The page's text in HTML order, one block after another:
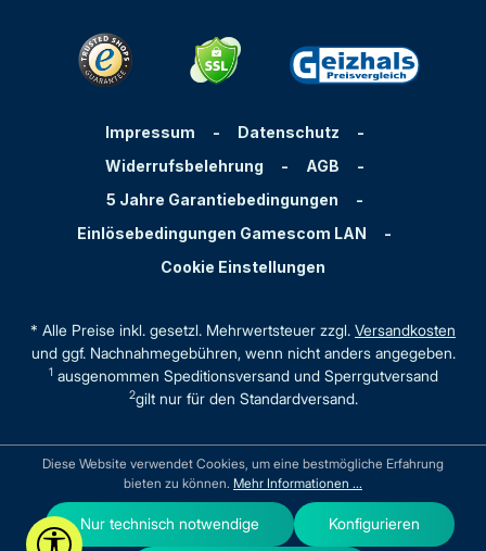
Impressum - Datenschutz
-
Widerrufsbelehrung
- AGB
-
5 Jahre Garantiebedingungen
-
Einlösebedingungen Gamescom LAN
-
Cookie Einstellungen
* Alle Preise inkl. gesetzl. Mehrwertsteuer zzgl. Versandkosten
und ggf. Nachnahmegebühren, wenn nicht anders angegeben.
1ausgenommen Speditionsversand und Sperrgutversand
2gilt nur für den Standardversand.
Werkzeugleiste anzeigen
Diese Website verwendet Cookies, um eine bestmögliche Erfahrung
bieten zu können. Mehr Informationen ...
Nur technisch notwendige Konfigurieren